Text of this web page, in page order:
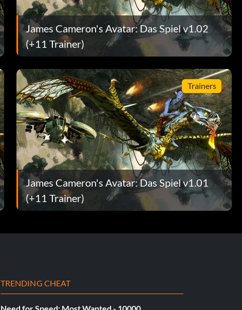
James Cameron's Avatar: Das Spiel v1.02
(+11 Trainer)
Trainers
James Cameron's Avatar: Das Spiel v1.01
(+11 Trainer)
TRENDING CHEAT